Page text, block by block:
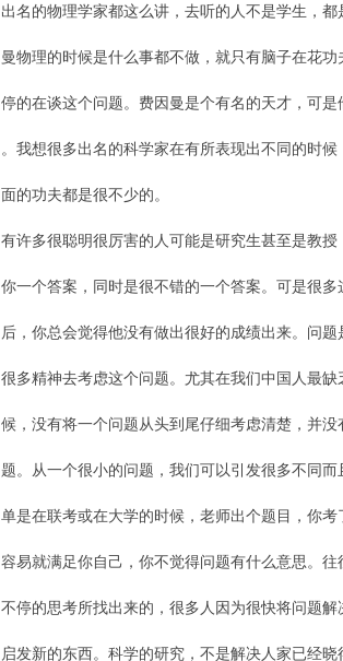
出名的物理学家都这么讲，去听的人不是学生，
曼物理的时候是什么事都不做，就只有脑子在花
停的在谈这个问题。费因曼是个有名的天才，可
。我想很多出名的科学家在有所表现出不同的时
面的功夫都是很不
有许多很聪明很厉害的人可能是研究生甚至是教
你一个答案，同时是很不错的一个答案。可是很
后，你总会觉得他没有做出很好的成绩出来。问
很多精神去考虑这个问题。尤其在我们中国人最
候，没有将一个问题从头到尾仔细考虑清楚，并
题。从一个很小的问题，我们可以引发很多不同
单是在联考或在大学的时候，老师出个题目，你
容易就满足你自己，你不觉得问题有什么意思。往
不停的思考所找出来的，很多人因为很快将问题
启发新的东西。科学的研究，不是解决人家已经